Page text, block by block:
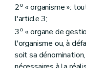
2o « organisme »:
l'article 3;
3o « organe de
l'organisme ou, à
soit sa